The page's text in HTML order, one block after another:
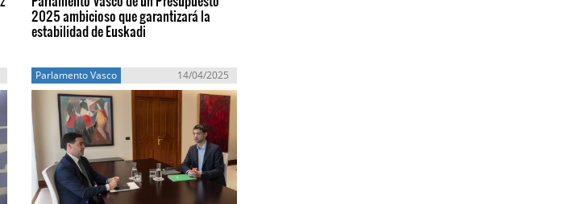
2025 ambicioso que garantizará la
estabilidad de Euskadi
Parlamento Vasco 14/04/2025